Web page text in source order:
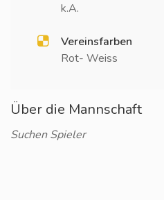
k.A.
Vereinsfarben
Rot- Weiss
Über die Mannschaft
Suchen Spieler